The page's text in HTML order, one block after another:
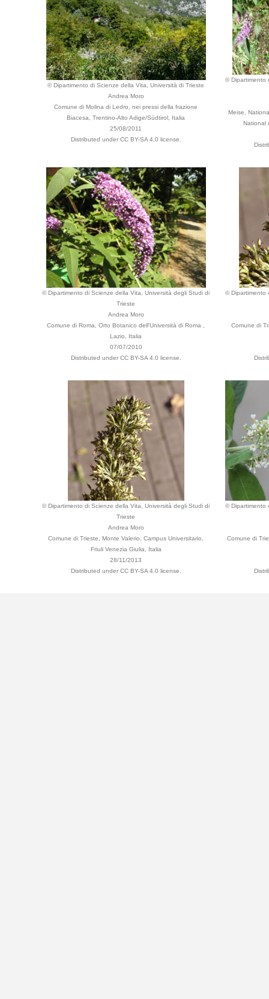
© Dipartimento di Scienze della Vita, Università di Trieste
Andrea Moro
Comune di Molina di Ledro, nei pressi della frazione
Biacesa, Trentino-Alto Adige/Südtirol, Italia
25/08/2011
Distributed under CC BY-SA 4.0 license.
© Dipartimento
Meise,
National
© Dipartimento di Scienze della Vita, Università degli Studi di
Trieste
Andrea Moro
Comune di Roma, Orto Botanico dell'Università di Roma ,
Lazio, Italia
07/07/2010
Distributed under CC BY-SA 4.0 license.
© Dipartimento
Comune di
© Dipartimento di Scienze della Vita, Università degli Studi di
Trieste
Andrea Moro
Comune di Trieste, Monte Valerio, Campus Universitario,
Friuli Venezia Giulia, Italia
28/11/2013
Distributed under CC BY-SA 4.0 license.
© Dipartimento
Comune di